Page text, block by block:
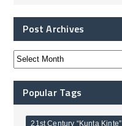
Post Archives
Popular Tags
21st Century “Kunta Kinte”